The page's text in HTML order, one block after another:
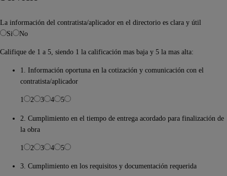
La información del contratista/aplicador en el directorio es clara y útil
Si
No
Califique de 1 a 5, siendo 1 la calificación mas baja y 5 la mas alta:
1. Información oportuna en la cotización y comunicación con el
contratista/aplicador
1 2 3 4 5
2. Cumplimiento en el tiempo de entrega acordado para finalización de
la obra
1 2 3 4 5
3. Cumplimiento en los requisitos y documentación requerida